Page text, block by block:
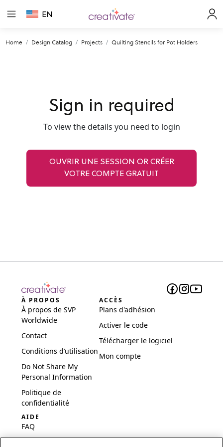
EN
Home Design Catalog Projects Quilting Stencils for Pot Holders
Sign in required
To view the details you need to login
OUVRIR UNE SESSION OR CRÉER
VOTRE COMPTE GRATUIT
À PROPOS
À propos de SVP
Worldwide
Contact
Conditions d’utilisation
Do Not Share My
Personal Information
Politique de
confidentialité
ACCÈS
Plans d'adhésion
Activer le code
Télécharger le logiciel
Mon compte
AIDE
FAQ